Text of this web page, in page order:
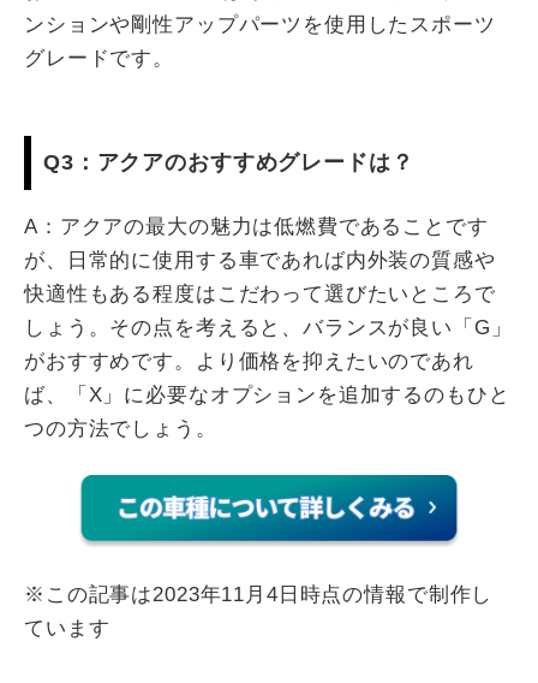
ンションや剛性アップパーツを使用したスポーツ
グレードです。
Q3：アクアのおすすめグレードは？
A：アクアの最大の魅力は低燃費であることです
が、日常的に使用する車であれば内外装の質感や
快適性もある程度はこだわって選びたいところで
しょう。その点を考えると、バランスが良い「G」
がおすすめです。より価格を抑えたいのであれ
ば、「X」に必要なオプションを追加するのもひと
つの方法でしょう。
※この記事は2023年11月4日時点の情報で制作し
ています